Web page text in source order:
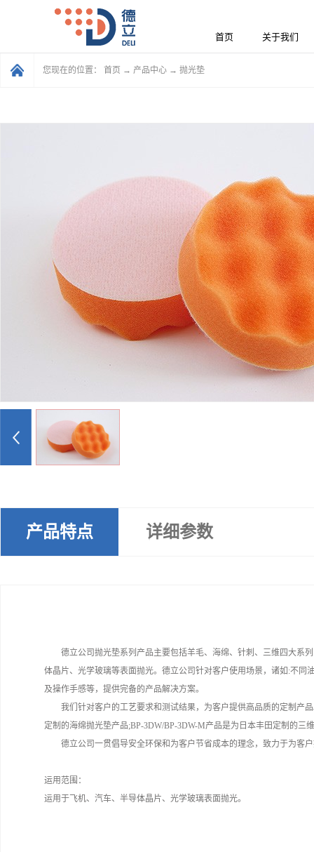
首页 关于我们
您现在的位置： 首页 → 产品中心 → 抛光垫
产品特点 详细参数
德立公司抛光垫系列产品主要包括羊毛、海绵、针刺、三维四大系
体晶片、光学玻璃等表面抛光。德立公司针对客户使用场景，诸如:不同
及操作手感等，提供完备的产品解决方案。
我们针对客户的工艺要求和测试结果，为客户提供高品质的定制产
定制的海绵抛光垫产品;BP-3DW/BP-3DW-M产品是为日本丰田定制的三
德立公司一贯倡导安全环保和为客户节省成本的理念，致力于为客
运用范围：
运用于飞机、汽车、半导体晶片、光学玻璃表面抛光。